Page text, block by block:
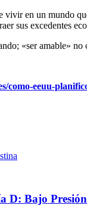
en un mundo
sus excedentes
«ser amable»
como-eeuu-
D: Bajo